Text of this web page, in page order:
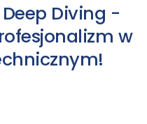
Diving -
w